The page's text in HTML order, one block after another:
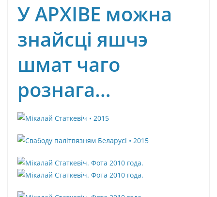
У АРХІВЕ можна
знайсці яшчэ
шмат чаго
рознага…